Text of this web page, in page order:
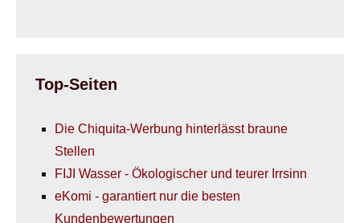
Top-Seiten
Die Chiquita-Werbung hinterlässt braune
Stellen
FIJI Wasser - Ökologischer und teurer Irrsinn
eKomi - garantiert nur die besten
Kundenbewertungen